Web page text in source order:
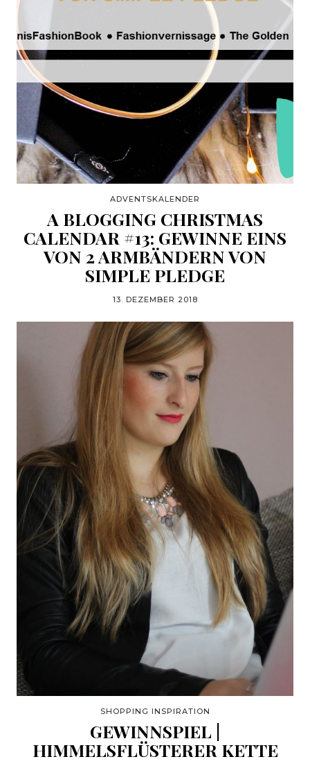
ADVENTSKALENDER
A BLOGGING CHRISTMAS
CALENDAR #13: GEWINNE EINS
VON 2 ARMBÄNDERN VON
SIMPLE PLEDGE
13. DEZEMBER 2018
SHOPPING INSPIRATION
GEWINNSPIEL |
HIMMELSFLÜSTERER KETTE